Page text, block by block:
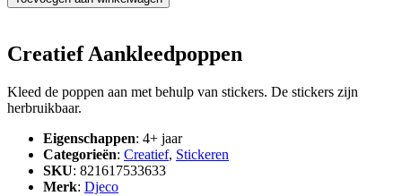
Creatief Aankleedpoppen
Kleed de poppen aan met behulp van stickers. De stickers zijn
herbruikbaar.
Eigenschappen: 4+ jaar
Categorieën: Creatief, Stickeren
SKU: 821617533633
Merk: Djeco